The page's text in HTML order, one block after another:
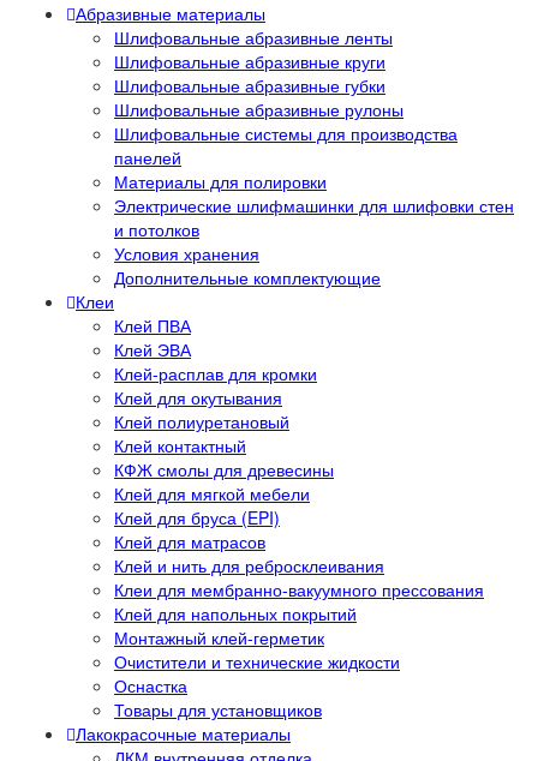
Абразивные материалы
Шлифовальные абразивные ленты
Шлифовальные абразивные круги
Шлифовальные абразивные губки
Шлифовальные абразивные рулоны
Шлифовальные системы для производства
панелей
Материалы для полировки
Электрические шлифмашинки для шлифовки стен
и потолков
Условия хранения
Дополнительные комплектующие
Клеи
Клей ПВА
Клей ЭВА
Клей-расплав для кромки
Клей для окутывания
Клей полиуретановый
Клей контактный
КФЖ смолы для древесины
Клей для мягкой мебели
Клей для бруса (EPI)
Клей для матрасов
Клей и нить для ребросклеивания
Клеи для мембранно-вакуумного прессования
Клей для напольных покрытий
Монтажный клей-герметик
Очистители и технические жидкости
Оснастка
Товары для установщиков
Лакокрасочные материалы